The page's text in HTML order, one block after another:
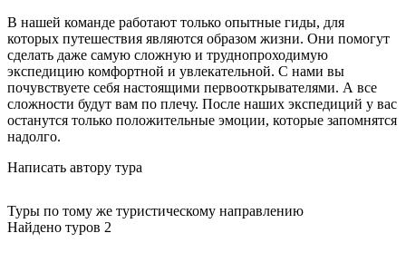
В нашей команде работают только опытные гиды, для
которых путешествия являются образом жизни. Они помогут
сделать даже самую сложную и труднопроходимую
экспедицию комфортной и увлекательной. С нами вы
почувствуете себя настоящими первооткрывателями. А все
сложности будут вам по плечу. После наших экспедиций у вас
останутся только положительные эмоции, которые запомнятся
надолго.
Написать автору тура
Туры по тому же туристическому направлению
Найдено туров 2